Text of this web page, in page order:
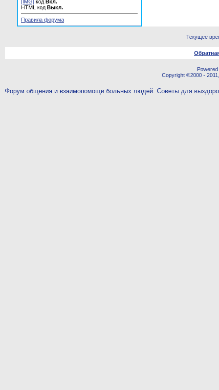
[IMG] код Вкл.
HTML код Выкл.
Правила форума
Текущее
Copyright ©2000 -
Форум общения и взаимопомощи больных людей. Советы для